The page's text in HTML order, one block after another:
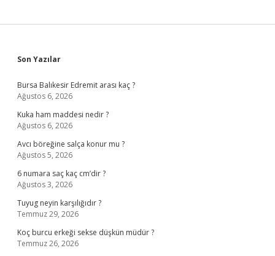
Sidebar
Son Yazılar
Bursa Balıkesir Edremit arası kaç ?
Ağustos 6, 2026
Kuka ham maddesi nedir ?
Ağustos 6, 2026
Avcı böreğine salça konur mu ?
Ağustos 5, 2026
6 numara saç kaç cm’dir ?
Ağustos 3, 2026
Tuyug neyin karşılığıdır ?
Temmuz 29, 2026
Koç burcu erkeği sekse düşkün müdür ?
Temmuz 26, 2026